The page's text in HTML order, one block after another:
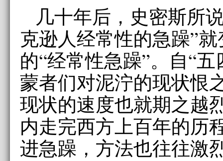
几十年后，史密斯所
克逊人经常性的急躁”
的“经常性急躁”。自“
蒙者们对泥泞的现状恨
现状的速度也就期之越
内走完西方上百年的历
进急躁，方法也往往激